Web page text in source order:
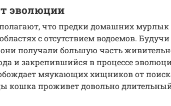
эволюции
что предки домашних
с отсутствием водоемов.
получали большую часть
и закрепившийся в процессе
мяукающих хищников от
кошка проживет довольно